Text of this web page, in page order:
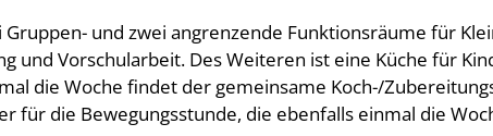
Gruppen- und zwei angrenzende Funktionsräume für
und Vorschularbeit. Des Weiteren ist eine Küche für
die Woche findet der gemeinsame Koch-/
für die Bewegungsstunde, die ebenfalls einmal die